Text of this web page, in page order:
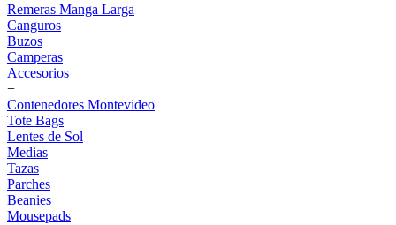
Remeras Manga Larga
Canguros
Buzos
Camperas
Accesorios
+
Contenedores Montevideo
Tote Bags
Lentes de Sol
Medias
Tazas
Parches
Beanies
Mousepads